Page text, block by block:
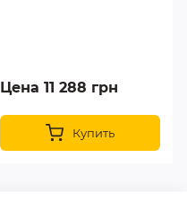
Цена 11 288 грн
Купить